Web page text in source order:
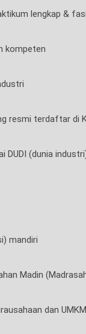
lengkap &
kompeten
resmi terdaftar di
DUDI (dunia
mandiri
Madin
dan UMKM